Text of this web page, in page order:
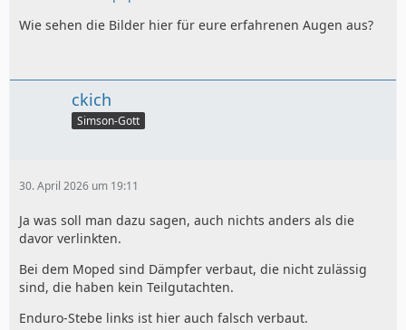
Wie sehen die Bilder hier für eure erfahrenen Augen aus?
ckich
Simson-Gott
30. April 2026 um 19:11
Ja was soll man dazu sagen, auch nichts anders als die
davor verlinkten.
Bei dem Moped sind Dämpfer verbaut, die nicht zulässig
sind, die haben kein Teilgutachten.
Enduro-Stebe links ist hier auch falsch verbaut.